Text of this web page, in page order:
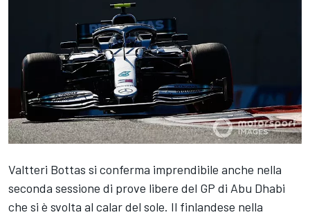
Valtteri Bottas si conferma imprendibile anche nella
seconda sessione di prove libere del GP di Abu Dhabi
che si è svolta al calar del sole. Il finlandese nella